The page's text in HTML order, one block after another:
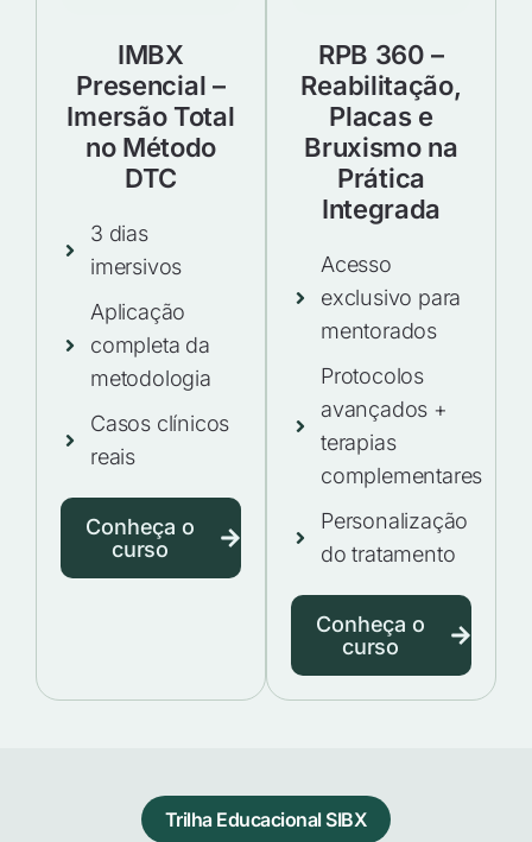
IMBX
Presencial –
Imersão Total
no Método
DTC
3 dias
imersivos
Aplicação
completa da
metodologia
Casos clínicos
reais
Conheça o
curso
RPB 360 –
Reabilitação,
Placas e
Bruxismo na
Prática
Integrada
Acesso
exclusivo para
mentorados
Protocolos
avançados +
terapias
complementares
Personalização
do tratamento
Conheça o
curso
Trilha Educacional SIBX